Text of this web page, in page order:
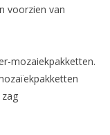
voorzien van
mozaiekpakketten.